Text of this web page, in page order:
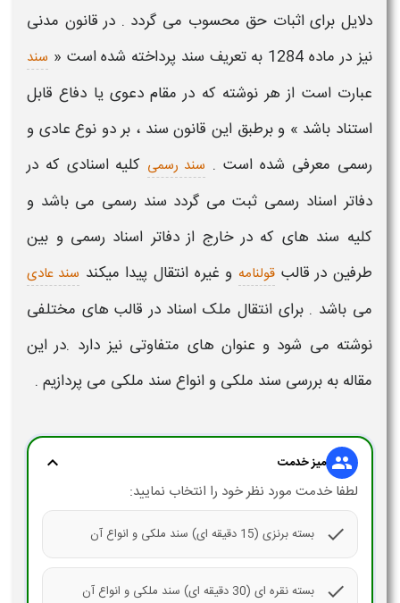
دلایل برای اثبات حق محسوب می گردد . در قانون مدنی
نیز در ماده 1284 به تعریف سند پرداخته شده است «
سند
عبارت است از هر نوشته که در مقام دعوی یا دفاع قابل
استناد باشد » و برطبق این قانون سند ، بر دو نوع عادی و
رسمی معرفی شده است . سند رسمی کلیه اسنادی که در
دفاتر اسناد رسمی ثبت می گردد سند رسمی می باشد و
کلیه سند های که در خارج از دفاتر اسناد رسمی و بین
طرفین در قالب قولنامه و غیره انتقال پیدا میکند سند عادی
می باشد . برای انتقال ملک اسناد در قالب های مختلفی
نوشته می شود و عنوان های متفاوتی نیز دارد .در این
مقاله به بررسی سند ملکی و انواع سند ملکی می پردازیم .
group میز خدمت expand_more
لطفا خدمت مورد نظر خود را انتخاب نمایید:
check بسته برنزی (15 دقیقه ای) سند ملکی و انواع آن
check بسته نقره ای (30 دقیقه ای) سند ملکی و انواع آن